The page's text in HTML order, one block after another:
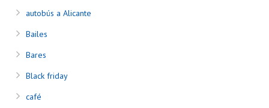
autobús a Alicante
Bailes
Bares
Black friday
café